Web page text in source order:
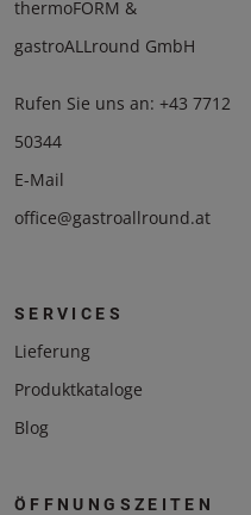
thermoFORM &
gastroALLround GmbH
Rufen Sie uns an: +43 7712
50344
E-Mail
office@gastroallround.at
SERVICES
Lieferung
Produktkataloge
Blog
ÖFFNUNGSZEITEN